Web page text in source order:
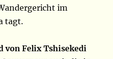
im
tagt.
von Felix Tshisekedi